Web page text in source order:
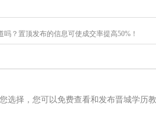
？置顶发布的信息可使成交率提高50%！
择，您可以免费查看和发布晋城学历教